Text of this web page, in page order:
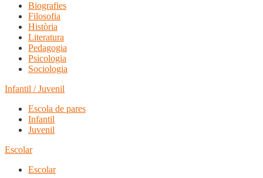
Biografies
Filosofia
Història
Literatura
Pedagogia
Psicologia
Sociologia
Infantil / Juvenil
Escola de pares
Infantil
Juvenil
Escolar
Escolar